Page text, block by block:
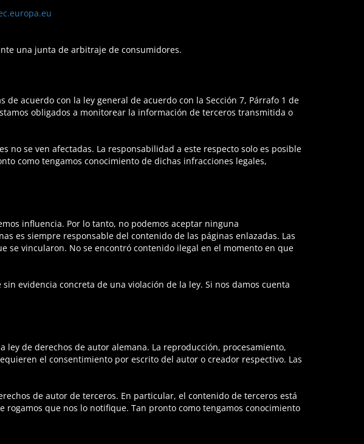
una junta de arbitraje de consumidores.
acuerdo con la ley general de acuerdo con la Sección 7, Párrafo 1 de
obligados a monitorear la información de terceros transmitida o
no se ven afectadas. La responsabilidad a este respecto solo es posible
como tengamos conocimiento de dichas infracciones legales,
influencia. Por lo tanto, no podemos aceptar ninguna
es siempre responsable del contenido de las páginas enlazadas. Las
se vincularon. No se encontró contenido ilegal en el momento en que
evidencia concreta de una violación de la ley. Si nos damos cuenta
de derechos de autor alemana. La reproducción, procesamiento,
el consentimiento por escrito del autor o creador respectivo. Las
de autor de terceros. En particular, el contenido de terceros está
que nos lo notifique. Tan pronto como tengamos conocimiento